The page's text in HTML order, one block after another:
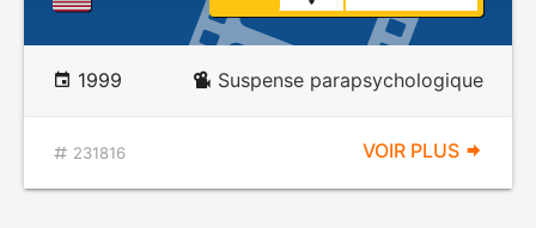
1999 Suspense parapsychologique
231816 VOIR PLUS